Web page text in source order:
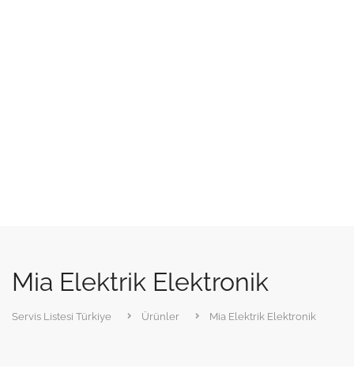
Mia Elektrik Elektronik
Servis Listesi Türkiye Ürünler Mia Elektrik Elektronik